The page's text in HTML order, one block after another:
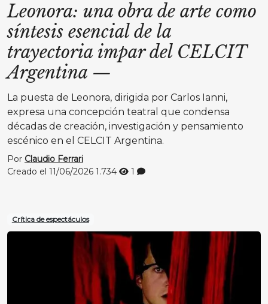
Leonora: una obra de arte como
síntesis esencial de la
trayectoria impar del CELCIT
Argentina —
La puesta de Leonora, dirigida por Carlos Ianni,
expresa una concepción teatral que condensa
décadas de creación, investigación y pensamiento
escénico en el CELCIT Argentina.
Por Claudio Ferrari
Creado el 11/06/2026 1.734 1
Crítica de espectáculos